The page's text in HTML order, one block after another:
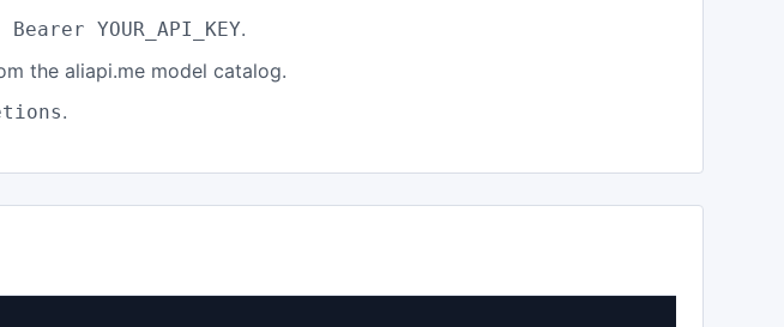
YOUR_API_KEY.
the aliapi.me model catalog.
.